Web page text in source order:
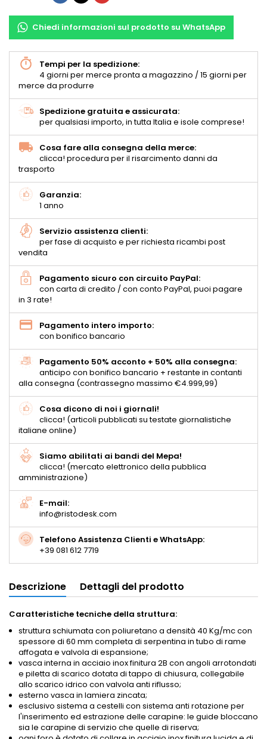
Chiedi informazioni sul prodotto su WhatsApp
Tempi per la spedizione:
4 giorni per merce pronta a magazzino / 15 giorni per
merce da produrre
Spedizione gratuita e assicurata:
per qualsiasi importo, in tutta Italia e isole comprese!
Cosa fare alla consegna della merce:
clicca! procedura per il risarcimento danni da
trasporto
Garanzia:
1 anno
Servizio assistenza clienti:
per fase di acquisto e per richiesta ricambi post
vendita
Pagamento sicuro con circuito PayPal:
con carta di credito / con conto PayPal, puoi pagare
in 3 rate!
Pagamento intero importo:
con bonifico bancario
Pagamento 50% acconto + 50% alla consegna:
anticipo con bonifico bancario + restante in contanti
alla consegna (contrassegno massimo €4.999,99)
Cosa dicono di noi i giornali!
clicca! (articoli pubblicati su testate giornalistiche
italiane online)
Siamo abilitati ai bandi del Mepa!
clicca! (mercato elettronico della pubblica
amministrazione)
E-mail:
info@ristodesk.com
Telefono Assistenza Clienti e WhatsApp:
+39 081 612 7719
Descrizione Dettagli del prodotto
Caratteristiche tecniche della struttura:
struttura schiumata con poliuretano a densità 40 Kg/mc con
spessore di 60 mm completa di serpentina in tubo di rame
affogata e valvola di espansione;
vasca interna in acciaio inox finitura 2B con angoli arrotondati
e piletta di scarico dotata di tappo di chiusura, collegabile
allo scarico idrico con valvola anti riflusso;
esterno vasca in lamiera zincata;
esclusivo sistema a cestelli con sistema anti rotazione per
l'inserimento ed estrazione delle carapine: le guide bloccano
sia le carapine di servizio che quelle di riserva;